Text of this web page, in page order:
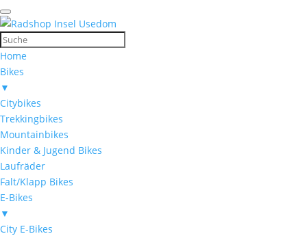
Home
Bikes
▼
Citybikes
Trekkingbikes
Mountainbikes
Kinder & Jugend Bikes
Laufräder
Falt/Klapp Bikes
E-Bikes
▼
City E-Bikes